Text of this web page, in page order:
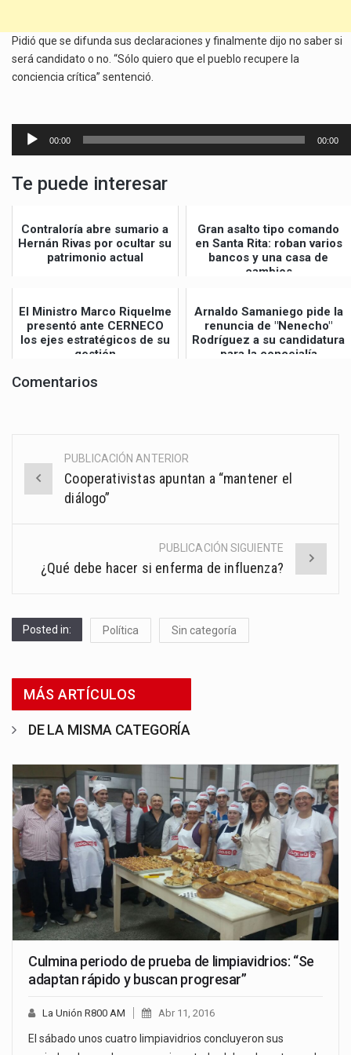
Pidió que se difunda sus declaraciones y finalmente dijo no saber si
será candidato o no. “Sólo quiero que el pueblo recupere la
conciencia crítica” sentenció.
Reproductor
00:00 00:00
Te puede interesar
Contraloría abre sumario a
Hernán Rivas por ocultar su
patrimonio actual
Gran asalto tipo comando
en Santa Rita: roban varios
bancos y una casa de
cambios
El Ministro Marco Riquelme
presentó ante CERNECO
los ejes estratégicos de su
gestión
Arnaldo Samaniego pide la
renuncia de "Nenecho"
Rodríguez a su candidatura
para la concejalía
Comentarios
Post
navigation
PUBLICACIÓN ANTERIOR
Cooperativistas apuntan a “mantener el
diálogo”
PUBLICACIÓN SIGUIENTE
¿Qué debe hacer si enferma de influenza?
Posted in: Política Sin categoría
MÁS ARTÍCULOS
DE LA MISMA CATEGORÍA
Culmina periodo de prueba de limpiavidrios: “Se
adaptan rápido y buscan progresar”
La Unión R800 AM Abr 11, 2016
El sábado unos cuatro limpiavidrios concluyeron sus